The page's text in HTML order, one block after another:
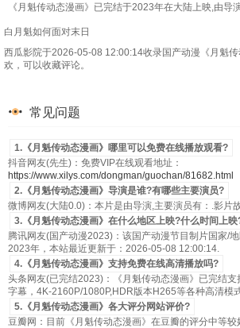
第41集 第42集 第43集
第49集
《月魁传动态漫画》已完结于2023年在大陆上映,由导
白月魁如何面对末日
西瓜影院于2026-05-08 12:00:14收录国产动漫《月魁
欢，可以收藏评论。
常见问题
1.《月魁传动态漫画》哪里可以免费在线播放观看?
抖音网友(先生)：免费VIP在线观看地址：
https://www.xilys.com/dongman/guochan/81682.html
2.《月魁传动态漫画》导演是谁?有哪些主要演员?
微博网友(大陆0.0)：本片是由导演,主要演员有：.影片
3.《月魁传动态漫画》在什么地区上映?什么时间上映
腾讯网友(国产动漫2023)：该国产动漫节目制片国家/
2023年，本站最近更新于：2026-05-08 12:00:14.
4.《月魁传动态漫画》支持免费在线高清播放吗?
头条网友(已完结2023)：《月魁传动态漫画》已完结支
字幕，4K-2160P/1080P,HDR版本H265等各种高清模
5.《月魁传动态漫画》各大评分网站评价?
豆瓣网：目前《月魁传动态漫画》在豆瓣的评分中等